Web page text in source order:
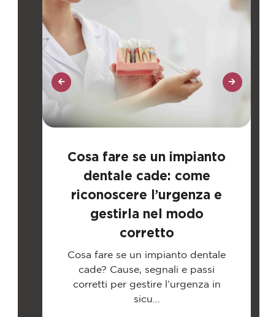
Cosa fare se un impianto
dentale cade: come
riconoscere l’urgenza e
gestirla nel modo
corretto
Cosa fare se un impianto dentale
cade? Cause, segnali e passi
corretti per gestire l’urgenza in
sicu...